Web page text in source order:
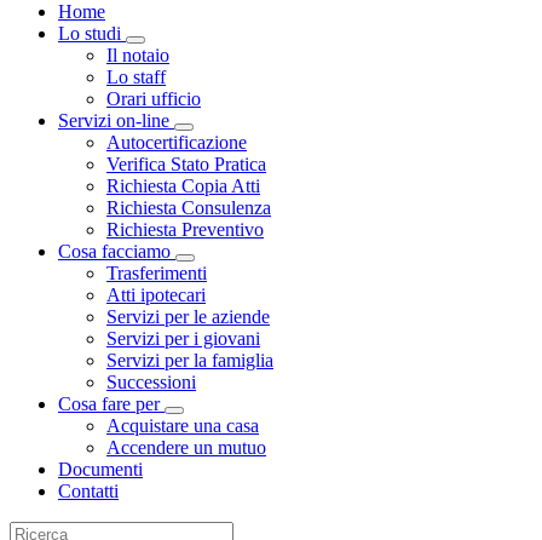
Home
Lo studi
Visualizza menù di secondo livello
Il notaio
Lo staff
Orari ufficio
Servizi on-line
Visualizza menù di secondo livello
Autocertificazione
Verifica Stato Pratica
Richiesta Copia Atti
Richiesta Consulenza
Richiesta Preventivo
Cosa facciamo
Visualizza menù di secondo livello
Trasferimenti
Atti ipotecari
Servizi per le aziende
Servizi per i giovani
Servizi per la famiglia
Successioni
Cosa fare per
Visualizza menù di secondo livello
Acquistare una casa
Accendere un mutuo
Documenti
Contatti